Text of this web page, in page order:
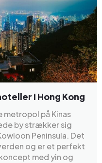
i Hong Kong
metropol på Kinas
by strækker sig
Peninsula. Det
og er et perfekt
med yin og